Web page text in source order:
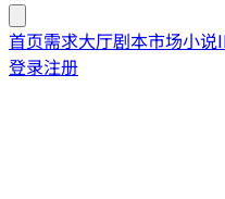
首页需求大厅剧本市场小说
登录注册